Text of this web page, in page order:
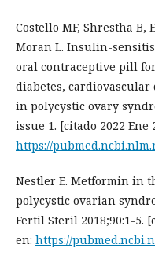
Costello MF, Shrestha B,
Moran L. Insulin-
oral contraceptive pill
diabetes, cardiovascular
in polycystic ovary
issue 1. [citado 2022
https://
Nestler E. Metformin in
polycystic ovarian
Fertil Steril 2018;90:1-5.
en: https://